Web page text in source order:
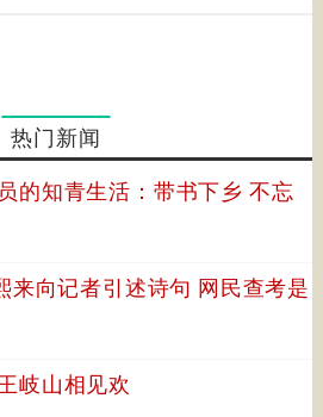
热门新闻
的知青生活：带书下乡 不忘
来向记者引述诗句 网民查考是
岐山相见欢